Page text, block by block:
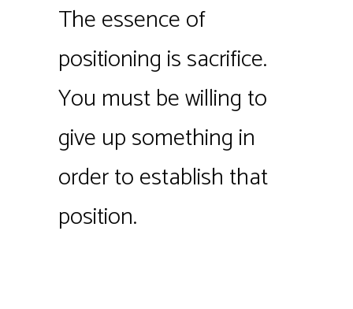
The essence of
positioning is sacrifice.
You must be willing to
give up something in
order to establish that
position.